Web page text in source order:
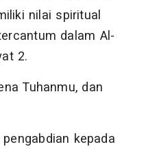
nilai spiritual
dalam Al-
2.
Tuhanmu, dan
kepada